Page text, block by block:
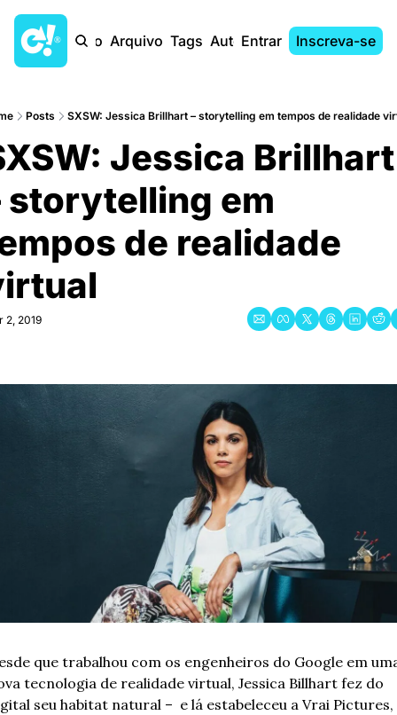
Início Arquivo Tags AutoresEntrar Inscreva-se
Posts SXSW: Jessica Brillhart – storytelling em tempos de realidade
Jessica Brillhart
storytelling em
de realidade
2, 2019
que trabalhou com os engenheiros do Google em
tecnologia de realidade virtual, Jessica Billhart fez do
seu habitat natural –  e lá estabeleceu a Vrai Pictures,